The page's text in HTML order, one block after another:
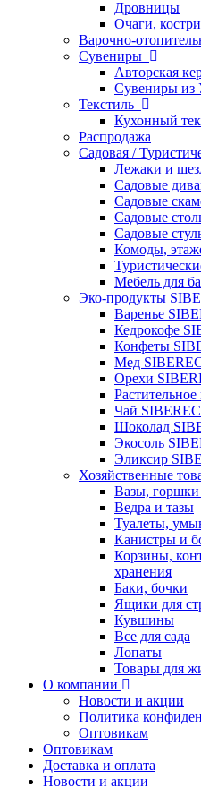
Дровницы
Очаги,
Варочно-
Сувениры
Авторская
Сувениры из
Текстиль
Кухонный
Распродажа
Садовая /
Лежаки и
Садовые
Садовые
Садовые
Садовые
Комоды,
Мебель для
Эко-продукты
Варенье
Кедрокофе
Конфеты
Мед
Орехи
Чай
Шоколад
Экосоль
Эликсир
Хозяйственные
Вазы, горшки
Ведра и тазы
Туалеты,
Канистры и
Корзины,
хранения
Баки, бочки
Ящики для
Кувшины
Все для сада
Лопаты
Товары для
О компании
Новости и акции
Политика
Оптовикам
Оптовикам
Доставка и оплата
Новости и акции